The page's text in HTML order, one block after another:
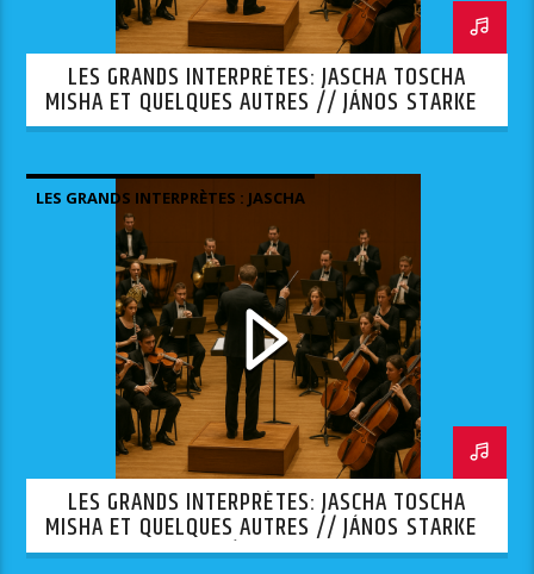
LES GRANDS INTERPRÈTES: JASCHA TOSCHA
MISHA ET QUELQUES AUTRES // JÁNOS STARKER
— 2ÈME PARTIE
LES GRANDS INTERPRÈTES : JASCHA
TOSCHA MISHA ET QUELQUES AUTRES.
LES GRANDS INTERPRÈTES: JASCHA TOSCHA
MISHA ET QUELQUES AUTRES // JÁNOS STARKER
— 1ÈRE PARTIE